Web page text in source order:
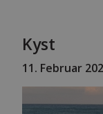
Kyst
11. Februar